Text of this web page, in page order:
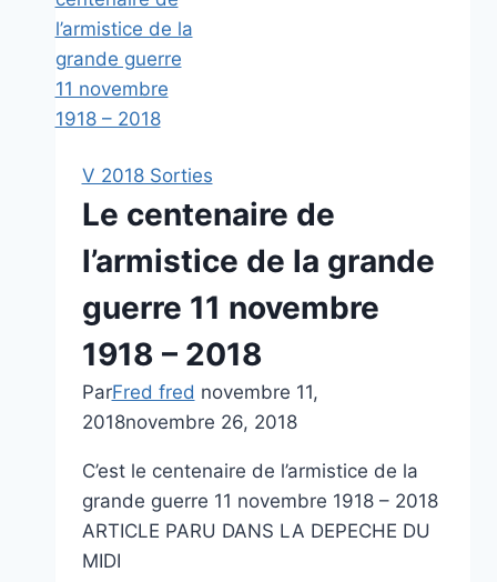
décembre
V 2018 Sorties
Le centenaire de
l’armistice de la grande
guerre 11 novembre
1918 – 2018
ParFred fred novembre 11,
2018novembre 26, 2018
C’est le centenaire de l’armistice de la
grande guerre 11 novembre 1918 – 2018
ARTICLE PARU DANS LA DEPECHE DU
MIDI